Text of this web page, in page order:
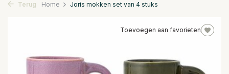
Terug Home Joris mokken set van 4 stuks
Toevoegen aan favorieten